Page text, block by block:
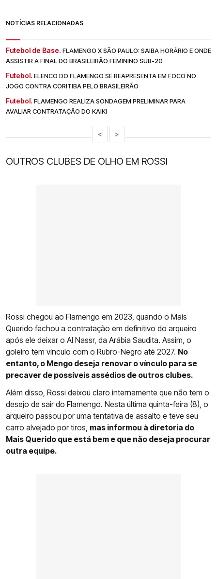
NOTÍCIAS RELACIONADAS
Futebol de Base. FLAMENGO X SÃO PAULO: SAIBA HORÁRIO E ONDE
ASSISTIR A FINAL DO BRASILEIRÃO FEMININO SUB-20
Futebol. ELENCO DO FLAMENGO SE REAPRESENTA EM FOCO NO
JOGO CONTRA CORITIBA PELO BRASILEIRÃO
Futebol. FLAMENGO REALIZA SONDAGEM PRELIMINAR PARA
AVALIAR CONTRATAÇÃO DO KAIKI
< >
OUTROS CLUBES DE OLHO EM ROSSI
Rossi chegou ao Flamengo em 2023, quando o Mais
Querido fechou a contratação em definitivo do arqueiro
após ele deixar o Al Nassr, da Arábia Saudita. Assim, o
goleiro tem vínculo com o Rubro-Negro até 2027. No
entanto, o Mengo deseja renovar o vínculo para se
precaver de possíveis assédios de outros clubes.
Além disso, Rossi deixou claro internamente que não tem o
desejo de sair do Flamengo. Nesta última quinta-feira (8), o
arqueiro passou por uma tentativa de assalto e teve seu
carro alvejado por tiros, mas informou à diretoria do
Mais Querido que está bem e que não deseja procurar
outra equipe.